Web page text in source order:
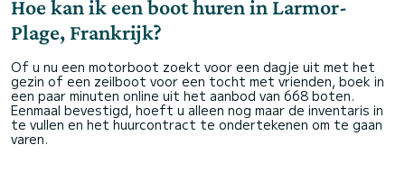
Hoe kan ik een boot huren in Larmor-
Plage, Frankrijk?
Of u nu een motorboot zoekt voor een dagje uit met het
gezin of een zeilboot voor een tocht met vrienden, boek in
een paar minuten online uit het aanbod van 668 boten.
Eenmaal bevestigd, hoeft u alleen nog maar de inventaris in
te vullen en het huurcontract te ondertekenen om te gaan
varen.